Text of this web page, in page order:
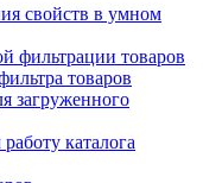
свойств в умном
фильтрации товаров
товаров
загруженного
каталога